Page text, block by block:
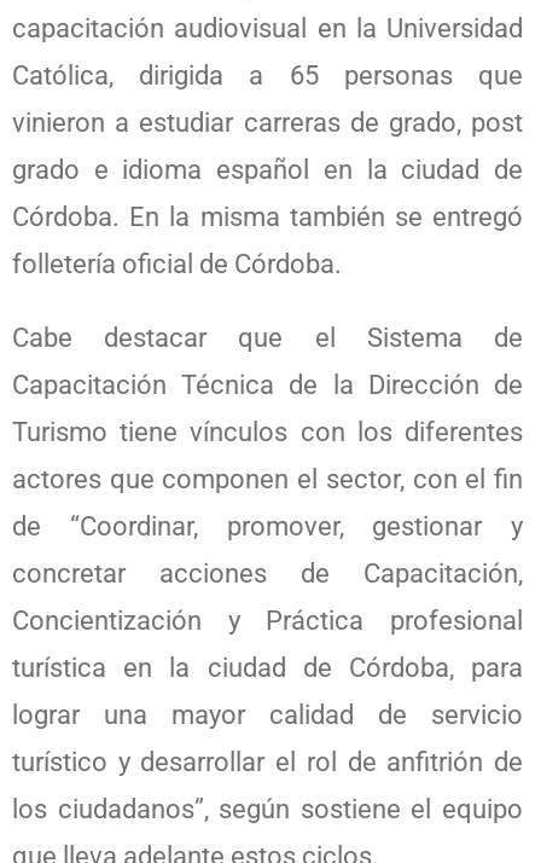
capacitación audiovisual en la Universidad
Católica, dirigida a 65 personas que
vinieron a estudiar carreras de grado, post
grado e idioma español en la ciudad de
Córdoba. En la misma también se entregó
folletería oficial de Córdoba.
Cabe destacar que el Sistema de
Capacitación Técnica de la Dirección de
Turismo tiene vínculos con los diferentes
actores que componen el sector, con el fin
de “Coordinar, promover, gestionar y
concretar acciones de Capacitación,
Concientización y Práctica profesional
turística en la ciudad de Córdoba, para
lograr una mayor calidad de servicio
turístico y desarrollar el rol de anfitrión de
los ciudadanos”, según sostiene el equipo
que lleva adelante estos ciclos.